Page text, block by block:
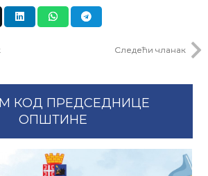
Следећи чланак
КОД ПРЕДСЕДНИЦЕ
ОПШТИНЕ